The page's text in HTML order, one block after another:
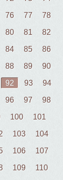
76 77 78
80 81 82
84 85 86
88 89 90
92 93 94
96 97 98
100 101
103 104
106 107
109 110